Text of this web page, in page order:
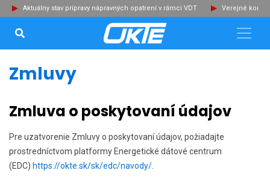
Aktuálny stav prípravy nápravných opatrení v rámci VDT Verejné
Zmluvy
Zmluva o poskytovaní údajov
Pre uzatvorenie Zmluvy o poskytovaní údajov, požiadajte
prostredníctvom platformy Energetické dátové centrum
(EDC) https://okte.sk/sk/edc/navody/